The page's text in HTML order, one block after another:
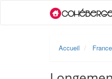
Accueil France